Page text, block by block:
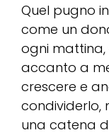
Quel pugno
come un
ogni
accanto a
crescere e
condividerlo,
una catena